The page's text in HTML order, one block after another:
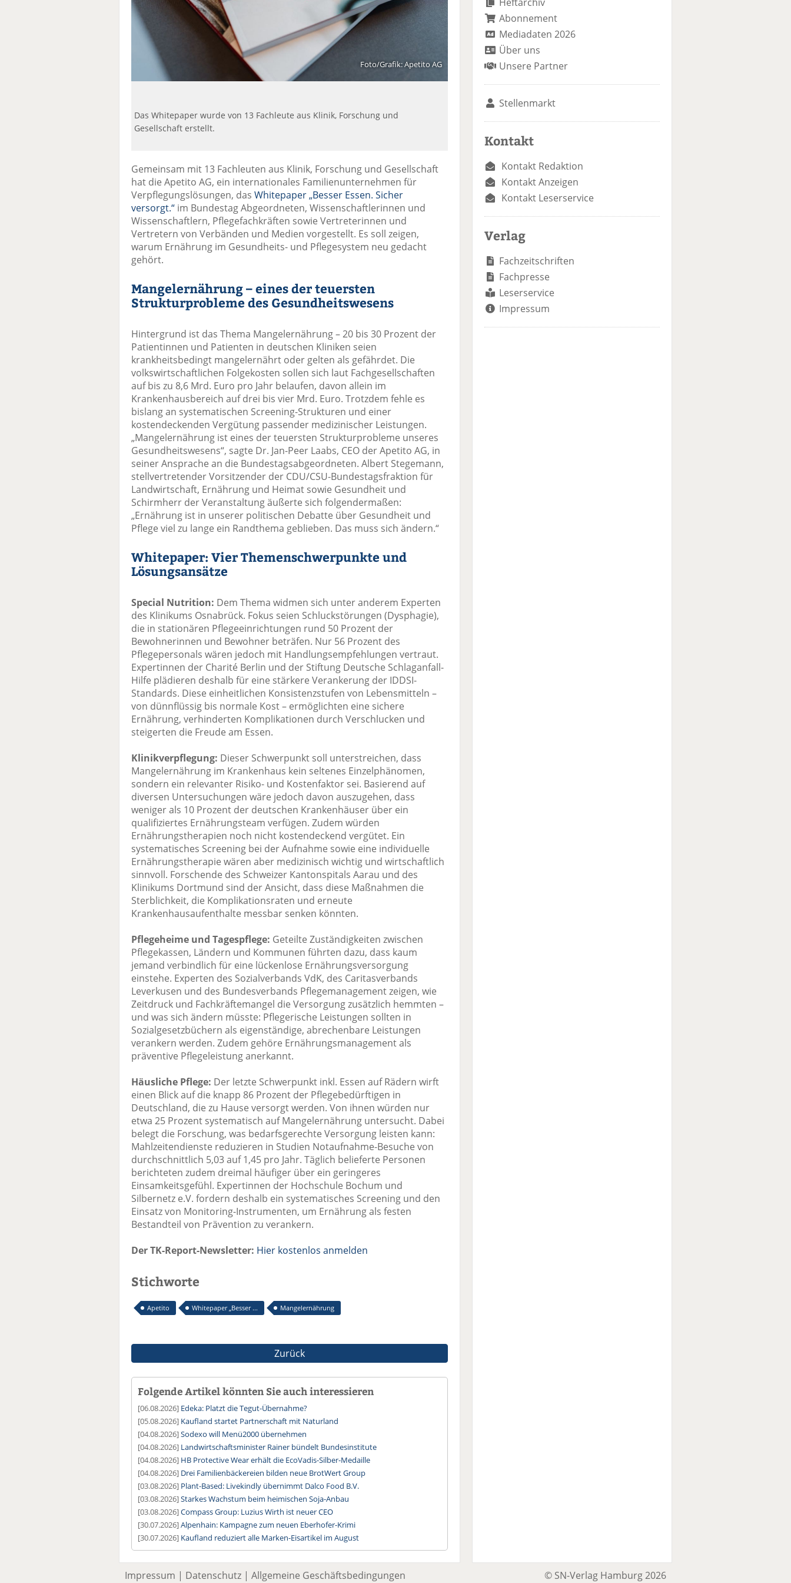
Foto/Grafik: Apetito AG
Das Whitepaper wurde von 13 Fachleute aus Klinik, Forschung und
Gesellschaft erstellt.
Gemeinsam mit 13 Fachleuten aus Klinik, Forschung und Gesellschaft
hat die Apetito AG, ein internationales Familienunternehmen für
Verpflegungslösungen, das Whitepaper „Besser Essen. Sicher
versorgt.“ im Bundestag Abgeordneten, Wissenschaftlerinnen und
Wissenschaftlern, Pflegefachkräften sowie Vertreterinnen und
Vertretern von Verbänden und Medien vorgestellt. Es soll zeigen,
warum Ernährung im Gesundheits- und Pflegesystem neu gedacht
gehört.
Mangelernährung – eines der teuersten
Strukturprobleme des Gesundheitswesens
Hintergrund ist das Thema Mangelernährung – 20 bis 30 Prozent der
Patientinnen und Patienten in deutschen Kliniken seien
krankheitsbedingt mangelernährt oder gelten als gefährdet. Die
volkswirtschaftlichen Folgekosten sollen sich laut Fachgesellschaften
auf bis zu 8,6 Mrd. Euro pro Jahr belaufen, davon allein im
Krankenhausbereich auf drei bis vier Mrd. Euro. Trotzdem fehle es
bislang an systematischen Screening-Strukturen und einer
kostendeckenden Vergütung passender medizinischer Leistungen.
„Mangelernährung ist eines der teuersten Strukturprobleme unseres
Gesundheitswesens“, sagte Dr. Jan-Peer Laabs, CEO der Apetito AG, in
seiner Ansprache an die Bundestagsabgeordneten. Albert Stegemann,
stellvertretender Vorsitzender der CDU/CSU-Bundestagsfraktion für
Landwirtschaft, Ernährung und Heimat sowie Gesundheit und
Schirmherr der Veranstaltung äußerte sich folgendermaßen:
„Ernährung ist in unserer politischen Debatte über Gesundheit und
Pflege viel zu lange ein Randthema geblieben. Das muss sich ändern.“
Whitepaper: Vier Themenschwerpunkte und
Lösungsansätze
Special Nutrition: Dem Thema widmen sich unter anderem Experten
des Klinikums Osnabrück. Fokus seien Schluckstörungen (Dysphagie),
die in stationären Pflegeeinrichtungen rund 50 Prozent der
Bewohnerinnen und Bewohner beträfen. Nur 56 Prozent des
Pflegepersonals wären jedoch mit Handlungsempfehlungen vertraut.
Expertinnen der Charité Berlin und der Stiftung Deutsche Schlaganfall-
Hilfe plädieren deshalb für eine stärkere Verankerung der IDDSI-
Standards. Diese einheitlichen Konsistenzstufen von Lebensmitteln –
von dünnflüssig bis normale Kost – ermöglichten eine sichere
Ernährung, verhinderten Komplikationen durch Verschlucken und
steigerten die Freude am Essen.
Klinikverpflegung: Dieser Schwerpunkt soll unterstreichen, dass
Mangelernährung im Krankenhaus kein seltenes Einzelphänomen,
sondern ein relevanter Risiko- und Kostenfaktor sei. Basierend auf
diversen Untersuchungen wäre jedoch davon auszugehen, dass
weniger als 10 Prozent der deutschen Krankenhäuser über ein
qualifiziertes Ernährungsteam verfügen. Zudem würden
Ernährungstherapien noch nicht kostendeckend vergütet. Ein
systematisches Screening bei der Aufnahme sowie eine individuelle
Ernährungstherapie wären aber medizinisch wichtig und wirtschaftlich
sinnvoll. Forschende des Schweizer Kantonspitals Aarau und des
Klinikums Dortmund sind der Ansicht, dass diese Maßnahmen die
Sterblichkeit, die Komplikationsraten und erneute
Krankenhausaufenthalte messbar senken könnten.
Pflegeheime und Tagespflege: Geteilte Zuständigkeiten zwischen
Pflegekassen, Ländern und Kommunen führten dazu, dass kaum
jemand verbindlich für eine lückenlose Ernährungsversorgung
einstehe. Experten des Sozialverbands VdK, des Caritasverbands
Leverkusen und des Bundesverbands Pflegemanagement zeigen, wie
Zeitdruck und Fachkräftemangel die Versorgung zusätzlich hemmten –
und was sich ändern müsste: Pflegerische Leistungen sollten in
Sozialgesetzbüchern als eigenständige, abrechenbare Leistungen
verankern werden. Zudem gehöre Ernährungsmanagement als
präventive Pflegeleistung anerkannt.
Häusliche Pflege: Der letzte Schwerpunkt inkl. Essen auf Rädern wirft
einen Blick auf die knapp 86 Prozent der Pflegebedürftigen in
Deutschland, die zu Hause versorgt werden. Von ihnen würden nur
etwa 25 Prozent systematisch auf Mangelernährung untersucht. Dabei
belegt die Forschung, was bedarfsgerechte Versorgung leisten kann:
Mahlzeitendienste reduzieren in Studien Notaufnahme-Besuche von
durchschnittlich 5,03 auf 1,45 pro Jahr. Täglich belieferte Personen
berichteten zudem dreimal häufiger über ein geringeres
Einsamkeitsgefühl. Expertinnen der Hochschule Bochum und
Silbernetz e.V. fordern deshalb ein systematisches Screening und den
Einsatz von Monitoring-Instrumenten, um Ernährung als festen
Bestandteil von Prävention zu verankern.
Der TK-Report-Newsletter: Hier kostenlos anmelden
Stichworte
Apetito Whitepaper „Besser ... Mangelernährung
Zurück
Folgende Artikel könnten Sie auch interessieren
[06.08.2026] Edeka: Platzt die Tegut-Übernahme?
[05.08.2026] Kaufland startet Partnerschaft mit Naturland
[04.08.2026]Sodexo will Menü2000 übernehmen
[04.08.2026] Landwirtschaftsminister Rainer bündelt Bundesinstitute
[04.08.2026] HB Protective Wear erhält die EcoVadis-Silber-Medaille
[04.08.2026] Drei Familienbäckereien bilden neue BrotWert Group
[03.08.2026] Plant-Based: Livekindly übernimmt Dalco Food B.V.
[03.08.2026]Starkes Wachstum beim heimischen Soja-Anbau
[03.08.2026]Compass Group: Luzius Wirth ist neuer CEO
[30.07.2026]Alpenhain: Kampagne zum neuen Eberhofer-Krimi
[30.07.2026] Kaufland reduziert alle Marken-Eisartikel im August
Abonnement
Mediadaten 2026
Über uns
Unsere Partner
Stellenmarkt
Kontakt
Kontakt Redaktion
Kontakt Anzeigen
Kontakt Leserservice
Verlag
Fachzeitschriften
Fachpresse
Leserservice
Impressum
Impressum | Datenschutz | Allgemeine Geschäftsbedingungen © SN-Verlag Hamburg 2026